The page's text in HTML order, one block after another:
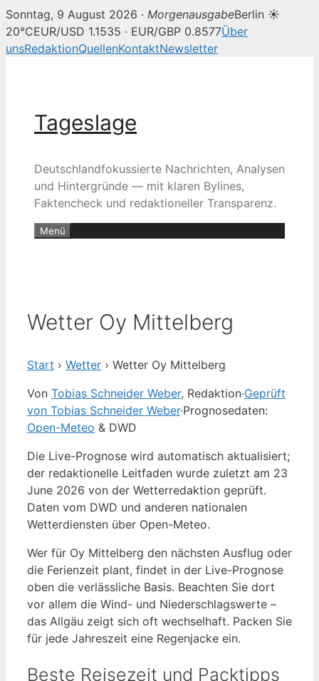
Sonntag, 9 August 2026 · MorgenausgabeBerlin ☀
20°CEUR/USD 1.1535 · EUR/GBP 0.8577Über
unsRedaktionQuellenKontaktNewsletter
Tageslage
Deutschlandfokussierte Nachrichten, Analysen
und Hintergründe — mit klaren Bylines,
Faktencheck und redaktioneller Transparenz.
Menü
Wetter Oy Mittelberg
Start › Wetter › Wetter Oy Mittelberg
Von Tobias Schneider Weber, Redaktion·Geprüft
von Tobias Schneider Weber·Prognosedaten:
Open-Meteo & DWD
Die Live-Prognose wird automatisch aktualisiert;
der redaktionelle Leitfaden wurde zuletzt am 23
June 2026 von der Wetterredaktion geprüft.
Daten vom DWD und anderen nationalen
Wetterdiensten über Open-Meteo.
Wer für Oy Mittelberg den nächsten Ausflug oder
die Ferienzeit plant, findet in der Live-Prognose
oben die verlässliche Basis. Beachten Sie dort
vor allem die Wind- und Niederschlagswerte –
das Allgäu zeigt sich oft wechselhaft. Packen Sie
für jede Jahreszeit eine Regenjacke ein.
Beste Reisezeit und Packtipps